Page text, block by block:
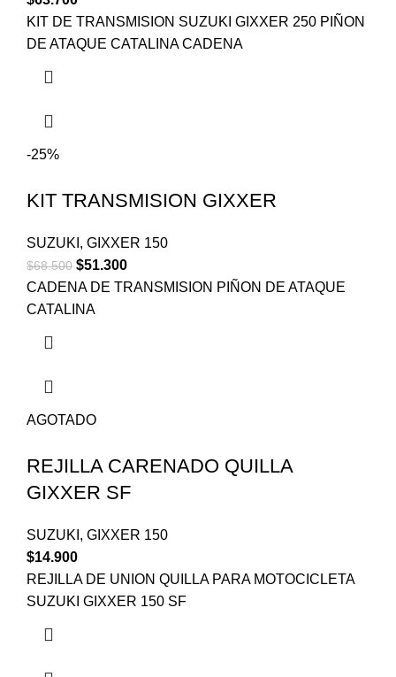
KIT DE TRANSMISION SUZUKI GIXXER 250 PIÑON
DE ATAQUE CATALINA CADENA
-25%
KIT TRANSMISION GIXXER
SUZUKI , GIXXER 150
$68.500 $51.300
CADENA DE TRANSMISION PIÑON DE ATAQUE
CATALINA
AGOTADO
REJILLA CARENADO QUILLA
GIXXER SF
SUZUKI , GIXXER 150
$14.900
REJILLA DE UNION QUILLA PARA MOTOCICLETA
SUZUKI GIXXER 150 SF